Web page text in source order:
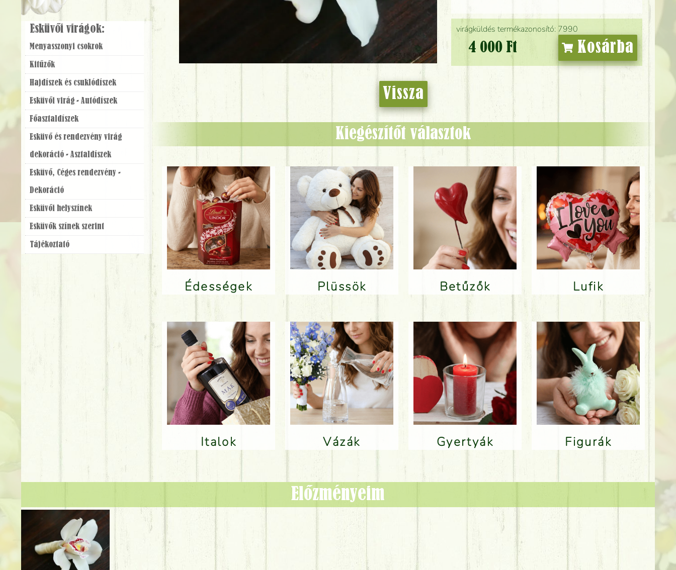
virágküldés termékazonosító: 7990
4 000 Ft Kosárba
Vissza
Kiegészítőt választok
Édességek Plüssök Betűzők Lufik
Italok Vázák Gyertyák Figurák
Esküvői virágok:
Menyasszonyi csokrok
Kitűzők
Hajdíszek és csuklódíszek
Esküvői virág - Autódíszek
Főasztaldíszek
Esküvő és rendezvény virág
dekoráció - Asztaldíszek
Esküvő, Céges rendezvény -
Dekoráció
Esküvői helyszínek
Esküvők színek szerint
Tájékoztató
Előzményeim